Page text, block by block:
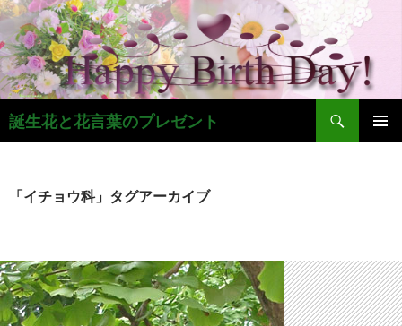
コ
ン
テ
ン
ツ
へ
ス
誕生花と花言葉のプレゼント
検
索
「イチョウ科」タグアーカイブ